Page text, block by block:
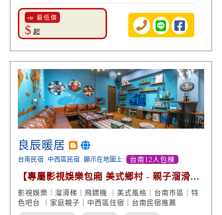
📣 最低價
$ 起
良辰暖居
台南民宿 中西區民宿 顯示在地圖上 台南12人包棟
【專屬影視娛樂包廂 美式鄉村 - 親子溜滑梯
停車方便】
影視娛樂｜溜滑梯｜飛鏢機 ｜美式風格｜台南市區｜特
色吧台 ｜家庭親子｜中西區住宿｜台南民宿推薦